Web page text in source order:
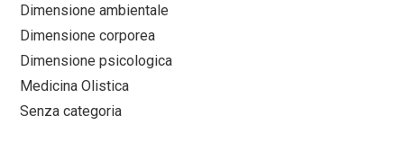
Dimensione ambientale
Dimensione corporea
Dimensione psicologica
Medicina Olistica
Senza categoria